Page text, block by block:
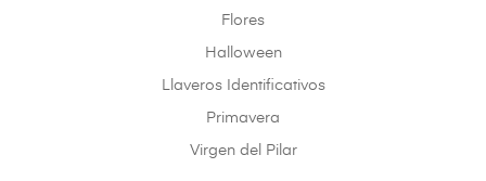
Flores
Halloween
Llaveros Identificativos
Primavera
Virgen del Pilar